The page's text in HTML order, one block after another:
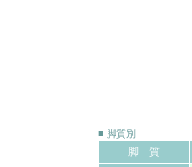
■ 脚質別
脚 質